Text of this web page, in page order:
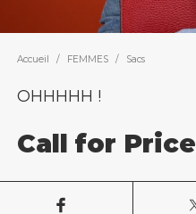
Accueil / FEMMES / Sacs
OHHHHH !
Call for Price